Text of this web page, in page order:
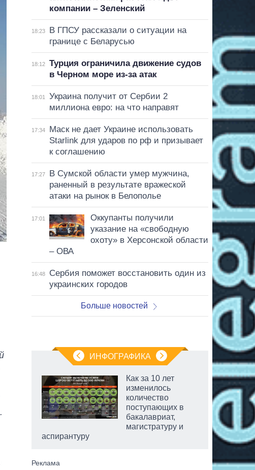
компании – Зеленский
18:23
В ГПСУ рассказали о ситуации на
границе с Беларусью
18:12
Турция ограничила движение судов
в Черном море из-за атак
18:01
Украина получит от Сербии 2
миллиона евро: на что направят
17:34
Маск не дает Украине использовать
Starlink для ударов по рф и призывает
к соглашению
17:27
В Сумской области умер мужчина,
раненный в результате вражеской
атаки на рынок в Белополье
17:01
Оккупанты получили
указание на «свободную
охоту» в Херсонской области
– ОВА
16:48
Сербия поможет восстановить один из
украинских городов
Больше новостей
ИНФОГРАФИКА
Как за 10 лет
изменилось
количество
поступающих в
бакалавриат,
магистратуру и
аспирантуру